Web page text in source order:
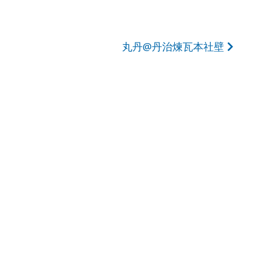
丸丹@丹治煉瓦本社壁